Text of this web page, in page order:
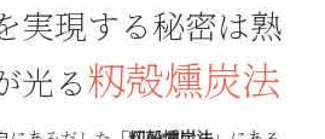
実現する秘密は熟
光る籾殻燻炭法